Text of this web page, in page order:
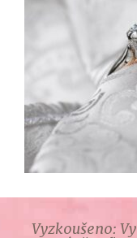
Vyzkoušeno: